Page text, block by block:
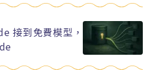
接到免費模型，